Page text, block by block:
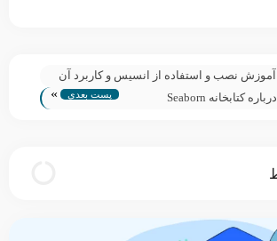
آموزش نصب و استفاده از انسیس و کاربرد آن
در پردازش سریع ابری
هر آنچه که باید درباره کتابخانه Seaborn
پست بعدی »